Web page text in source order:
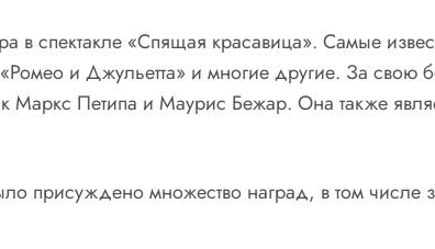
в спектакле «Спящая красавица». Самые
и Джульетта» и многие другие. За свою
Маркс Петипа и Маурис Бежар. Она также
множество наград, в том числе